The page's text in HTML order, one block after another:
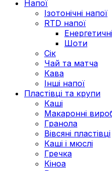
Напої
Ізотонічні напої
RTD напої
Шоти
Сік
Чай та матча
Кава
Інші напої
Пластівці та крупи
Каші
Макаронні
Гранола
Вівсяні пластівці
Каші і мюслі
Гречка
Кіноа